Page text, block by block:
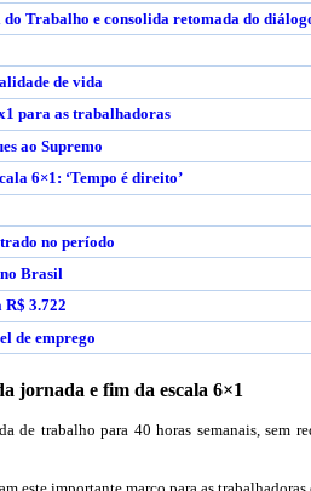
Trabalho e consolida retomada do
de vida
para as trabalhadoras
ao Supremo
6×1: ‘Tempo é direito’
no período
Brasil
3.722
de emprego
jornada e fim da escala 6×1
de trabalho para 40 horas semanais, sem